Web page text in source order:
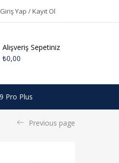
Giriş Yap / Kayıt Ol
Alışveriş Sepetiniz
₺0,00
Pro Plus
Previous page